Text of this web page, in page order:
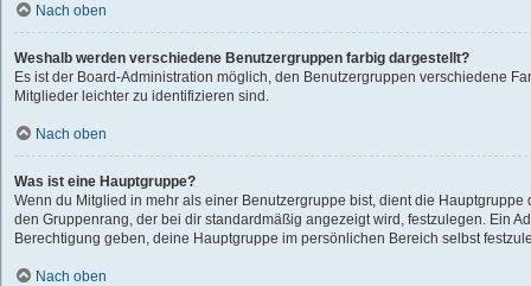
Nach oben
Weshalb werden verschiedene Benutzergruppen farbig dargestellt?
Es ist der Board-Administration möglich, den Benutzergruppen verschiedene
Mitglieder leichter zu identifizieren sind.
Nach oben
Was ist eine Hauptgruppe?
Wenn du Mitglied in mehr als einer Benutzergruppe bist, dient die
den Gruppenrang, der bei dir standardmäßig angezeigt wird, festzulegen. Ein
Berechtigung geben, deine Hauptgruppe im persönlichen Bereich selbst
Nach oben